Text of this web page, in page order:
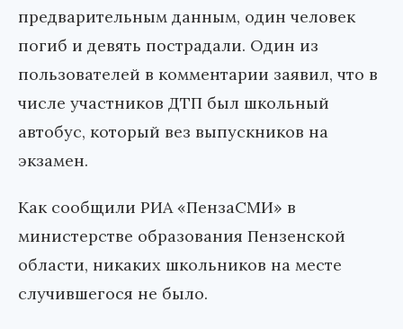
предварительным данным, один человек
погиб и девять пострадали. Один из
пользователей в комментарии заявил, что в
числе участников ДТП был школьный
автобус, который вез выпускников на
экзамен.
Как сообщили РИА «ПензаСМИ» в
министерстве образования Пензенской
области, никаких школьников на месте
случившегося не было.